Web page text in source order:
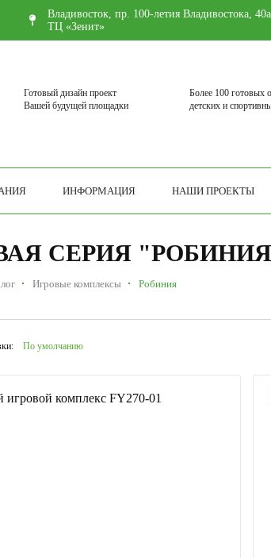
Владивосток, пр. 100-летия Владивостока,
ТЦ «Зенит»
Готовый дизайн проект
Вашей будущей площадки
Более 100 готовых
детских и
ИНФОРМАЦИЯ НАШИ ПРОЕКТЫ
СЕРИЯ
Игровые комплексы Робиния
По умолчанию